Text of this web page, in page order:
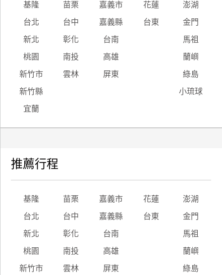
基隆 苗栗 嘉義市 花蓮 澎湖
台北 台中 嘉義縣 台東 金門
新北 彰化 台南 馬祖
桃園 南投 高雄 蘭嶼
新竹市 雲林 屏東 綠島
新竹縣 小琉球
宜蘭
推薦行程
基隆 苗栗 嘉義市 花蓮 澎湖
台北 台中 嘉義縣 台東 金門
新北 彰化 台南 馬祖
桃園 南投 高雄 蘭嶼
新竹市 雲林 屏東 綠島